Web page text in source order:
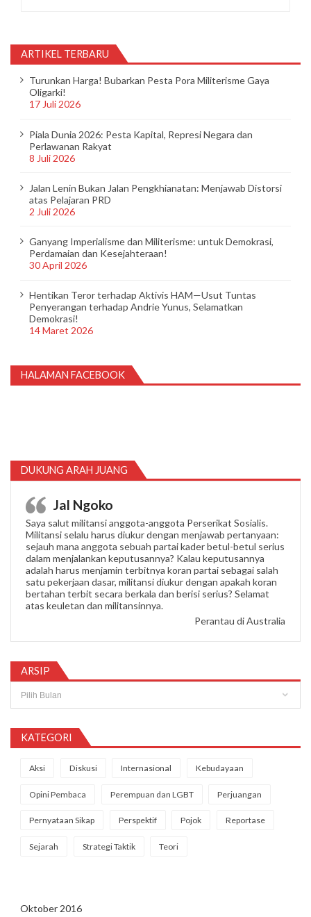
ARTIKEL TERBARU
Turunkan Harga! Bubarkan Pesta Pora Militerisme Gaya
Oligarki!
17 Juli 2026
Piala Dunia 2026: Pesta Kapital, Represi Negara dan
Perlawanan Rakyat
8 Juli 2026
Jalan Lenin Bukan Jalan Pengkhianatan: Menjawab Distorsi
atas Pelajaran PRD
2 Juli 2026
Ganyang Imperialisme dan Militerisme: untuk Demokrasi,
Perdamaian dan Kesejahteraan!
30 April 2026
Hentikan Teror terhadap Aktivis HAM—Usut Tuntas
Penyerangan terhadap Andrie Yunus, Selamatkan
Demokrasi!
14 Maret 2026
HALAMAN FACEBOOK
DUKUNG ARAH JUANG
Jal Ngoko
Saya salut militansi anggota-anggota Perserikat Sosialis.
Militansi selalu harus diukur dengan menjawab pertanyaan:
sejauh mana anggota sebuah partai kader betul-betul serius
dalam menjalankan keputusannya? Kalau keputusannya
adalah harus menjamin terbitnya koran partai sebagai salah
satu pekerjaan dasar, militansi diukur dengan apakah koran
bertahan terbit secara berkala dan berisi serius? Selamat
atas keuletan dan militansinnya.
Perantau di Australia
ARSIP
KATEGORI
Aksi Diskusi Internasional Kebudayaan
Opini Pembaca Perempuan dan LGBT Perjuangan
Pernyataan Sikap Perspektif Pojok Reportase
Sejarah Strategi Taktik Teori
Oktober 2016